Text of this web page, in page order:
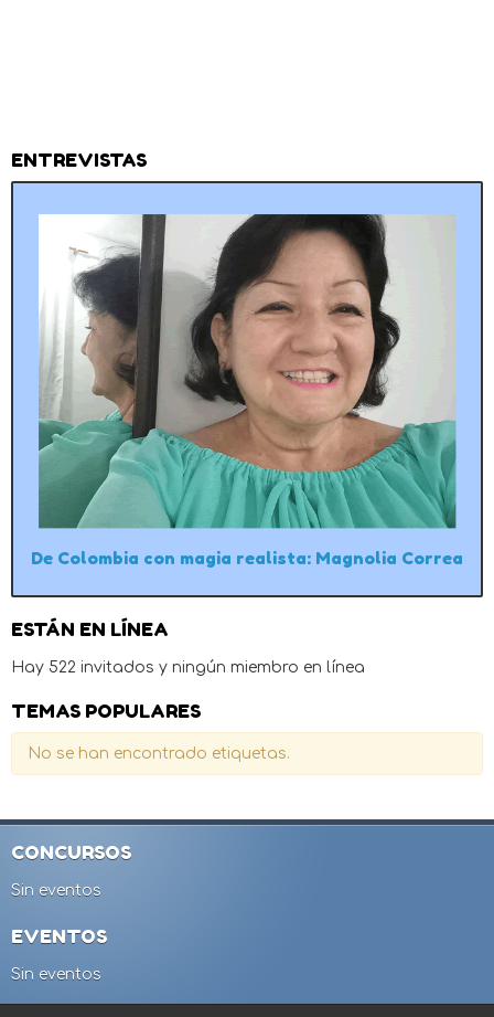
ENTREVISTAS
De Colombia con magia realista: Magnolia Correa
ESTÁN EN LÍNEA
Hay 522 invitados y ningún miembro en línea
TEMAS POPULARES
No se han encontrado etiquetas.
CONCURSOS
Sin eventos
EVENTOS
Sin eventos